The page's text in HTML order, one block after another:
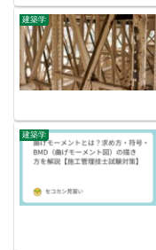
建築学
建築学